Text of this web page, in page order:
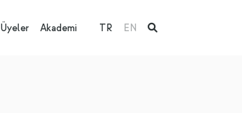
Üyeler Akademi TR EN